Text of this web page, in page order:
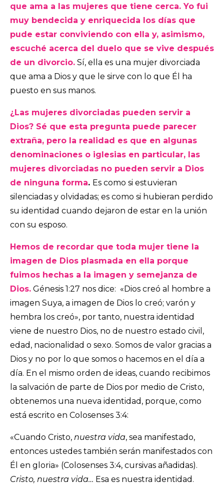
que ama a las mujeres que tiene cerca. Yo fui
muy bendecida y enriquecida los días que
pude estar conviviendo con ella y, asimismo,
escuché acerca del duelo que se vive después
de un divorcio. Sí, ella es una mujer divorciada
que ama a Dios y que le sirve con lo que Él ha
puesto en sus manos.
¿Las mujeres divorciadas pueden servir a
Dios? Sé que esta pregunta puede parecer
extraña, pero la realidad es que en algunas
denominaciones o iglesias en particular, las
mujeres divorciadas no pueden servir a Dios
de ninguna forma. Es como si estuvieran
silenciadas y olvidadas; es como si hubieran perdido
su identidad cuando dejaron de estar en la unión
con su esposo.
Hemos de recordar que toda mujer tiene la
imagen de Dios plasmada en ella porque
fuimos hechas a la imagen y semejanza de
Dios. Génesis 1:27 nos dice: «Dios creó al hombre a
imagen Suya, a imagen de Dios lo creó; varón y
hembra los creó», por tanto, nuestra identidad
viene de nuestro Dios, no de nuestro estado civil,
edad, nacionalidad o sexo. Somos de valor gracias a
Dios y no por lo que somos o hacemos en el día a
día. En el mismo orden de ideas, cuando recibimos
la salvación de parte de Dios por medio de Cristo,
obtenemos una nueva identidad, porque, como
está escrito en Colosenses 3:4:
«Cuando Cristo, nuestra vida, sea manifestado,
entonces ustedes también serán manifestados con
Él en gloria» (Colosenses 3:4, cursivas añadidas).
Cristo, nuestra vida… Esa es nuestra identidad.